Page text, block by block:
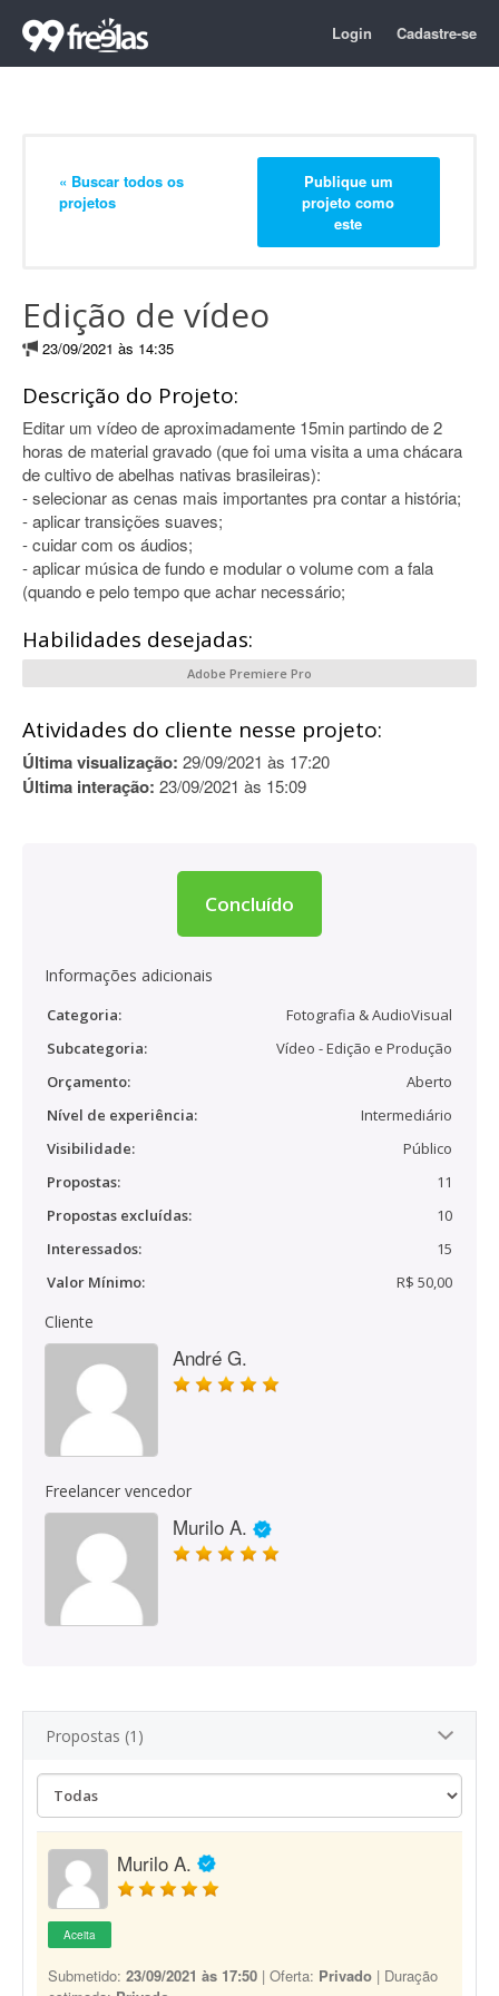
Login Cadastre-se
« Buscar todos os
projetos
Publique um
projeto como
este
Edição de vídeo
23/09/2021 às 14:35
Descrição do Projeto:
Editar um vídeo de aproximadamente 15min partindo de 2
horas de material gravado (que foi uma visita a uma chácara
de cultivo de abelhas nativas brasileiras):
- selecionar as cenas mais importantes pra contar a história;
- aplicar transições suaves;
- cuidar com os áudios;
- aplicar música de fundo e modular o volume com a fala
(quando e pelo tempo que achar necessário;
Habilidades desejadas:
Adobe Premiere Pro
Atividades do cliente nesse projeto:
Última visualização: 29/09/2021 às 17:20
Última interação: 23/09/2021 às 15:09
Concluído
Informações adicionais
Categoria:
Fotografia & AudioVisual
Subcategoria:
Vídeo - Edição e Produção
Orçamento:
Aberto
Nível de experiência:
Intermediário
Visibilidade:
Público
Propostas:
11
Propostas excluídas:
10
Interessados:
15
Valor Mínimo:
R$ 50,00
Cliente
André G.
Freelancer vencedor
Murilo A.
Propostas (1)
Murilo A.
Aceita
Submetido: 23/09/2021 às 17:50 | Oferta: Privado | Duração